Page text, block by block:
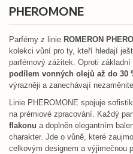
PHEROMONE
Parfémy z linie ROMERON
kolekci vůní pro ty, kteří hledají
parfémový zážitek. Oproti
podílem vonných olejů až do 30
výrazněji a zanechávají
Linie PHEROMONE spojuje
na prémiové zpracování. Každý
flakonu a doplněn elegantním
charakter. Jde o vůně, které
celkovým designem a výjimečnou